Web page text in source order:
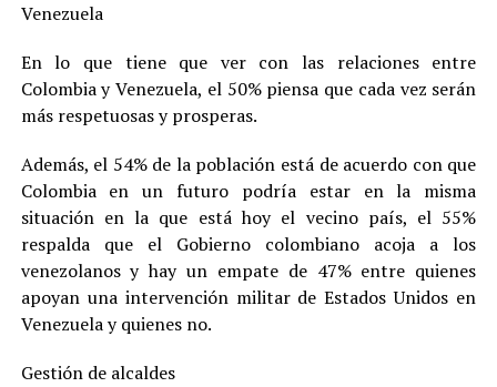
Venezuela
En lo que tiene que ver con las relaciones entre
Colombia y Venezuela, el 50% piensa que cada vez serán
más respetuosas y prosperas.
Además, el 54% de la población está de acuerdo con que
Colombia en un futuro podría estar en la misma
situación en la que está hoy el vecino país, el 55%
respalda que el Gobierno colombiano acoja a los
venezolanos y hay un empate de 47% entre quienes
apoyan una intervención militar de Estados Unidos en
Venezuela y quienes no.
Gestión de alcaldes